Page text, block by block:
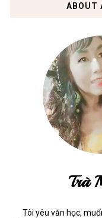
ABOUT
Trà
Tôi yêu văn học,